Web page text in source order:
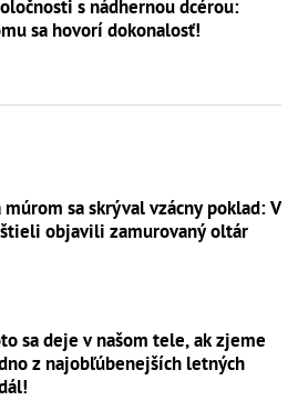
s nádhernou dcérou:
sa hovorí dokonalosť!
múrom sa skrýval vzácny poklad: V
objavili zamurovaný oltár
sa deje v našom tele, ak zjeme
z najobľúbenejších letných